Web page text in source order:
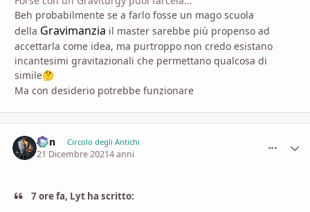
Beh probabilmente se a farlo fosse un mago scuola
della Gravimanzia il master sarebbe più propenso ad
accettarla come idea, ma purtroppo non credo esistano
incantesimi gravitazionali che permettano qualcosa di
simile🤔
Ma con desiderio potrebbe funzionare
Von Circolo degli Antichi
21 Dicembre 20214 anni
7 ore fa, Lyt ha scritto: